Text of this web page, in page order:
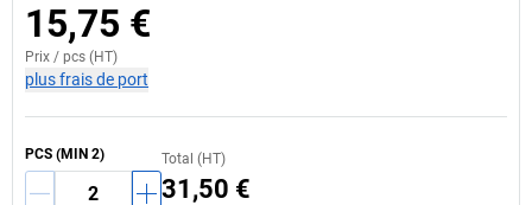
15,75 €
Prix / pcs (HT)
plus frais de port
PCS (MIN 2) Total (HT)
31,50 €